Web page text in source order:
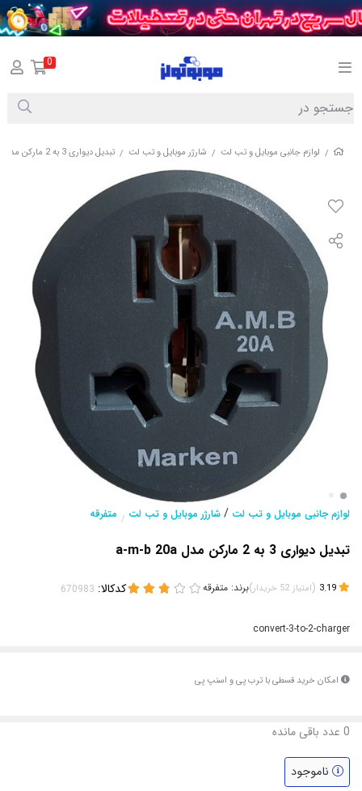
/ لوازم جانبی موبایل و تب لت / شارژر موبایل و تب لت / تبدیل دیواری 3 به 2 مارکن مدل a-m-b 20a
لوازم جانبی موبایل و تب لت / شارژر موبایل و تب لت / متفرقه
تبدیل دیواری 3 به 2 مارکن مدل a-m-b 20a
(امتیاز 52 خریدار)برند: متفرقه کدکالا:
convert-3-to-2-charger
امکان خرید قسطی با ترب پی و اسنپ پی
0 عدد باقی مانده
ناموجود
0